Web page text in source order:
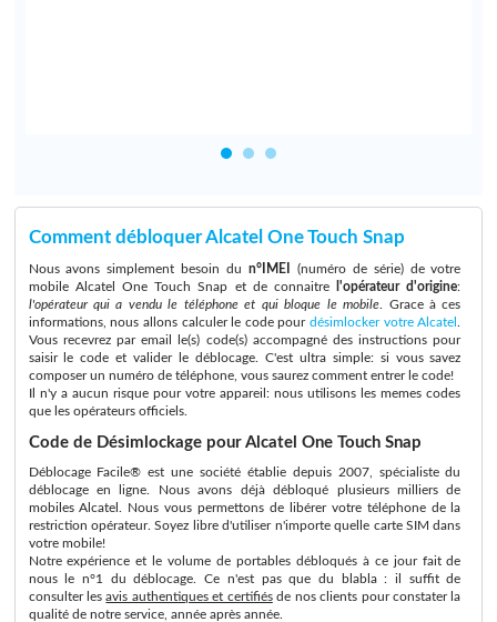
Comment débloquer Alcatel One Touch Snap
Nous avons simplement besoin du n°IMEI
(numéro de série) de votre
mobile Alcatel One Touch Snap et de connaitre
l'opérateur d'origine:
l'opérateur qui a vendu le téléphone et qui bloque le mobile . Grace à ces
informations, nous allons calculer le code pourdésimlocker votre Alcatel
Vous recevrez par email le(s) code(s) accompagné des instructions pour
saisir le code et valider le déblocage. C'est ultra simple: si vous savez
composer un numéro de téléphone, vous saurez comment entrer le code!
Il n'y a aucun risque pour votre appareil: nous utilisons les memes codes
que les opérateurs officiels.
Code de Désimlockage pour Alcatel One Touch Snap
Déblocage Facile® est une société établie depuis 2007, spécialiste du
déblocage en ligne. Nous avons déjà débloqué plusieurs milliers de
mobiles Alcatel. Nous vous permettons de libérer votre téléphone de la
restriction opérateur. Soyez libre d'utiliser n'importe quelle carte SIM dans
votre mobile!
Notre expérience et le volume de portables débloqués à ce jour fait de
nous le n°1 du déblocage. Ce n'est pas que du blabla : il suffit de
consulter lesavis authentiques et certifiésde nos clients pour constater la
qualité de notre service, année après année.